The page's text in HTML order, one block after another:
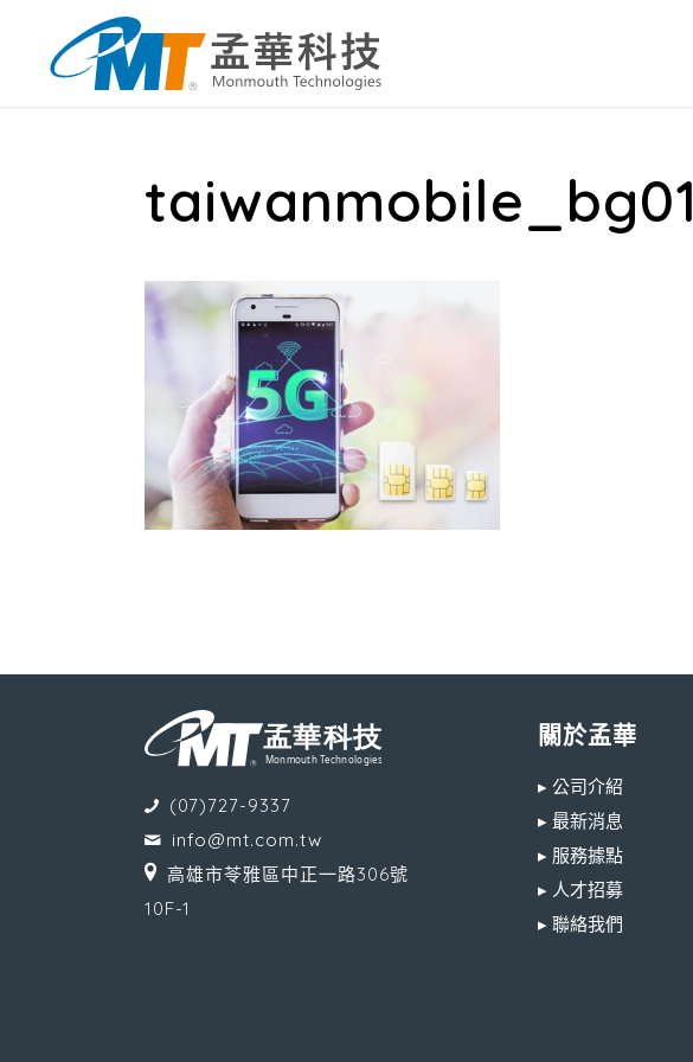
taiwanmobile_bg01
(07)727-9337
info@mt.com.tw
高雄市苓雅區中正一路306號
10F-1
關於孟華
▸ 公司介紹
▸ 最新消息
▸ 服務據點
▸ 人才招募
▸ 聯絡我們